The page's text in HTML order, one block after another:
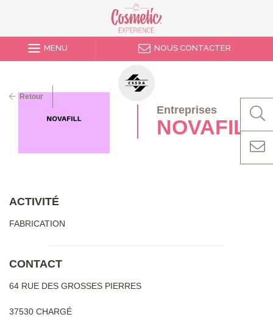
MENU NOUS CONTACTER
Entreprises
NOVAFILL
ACTIVITÉ
FABRICATION
CONTACT
64 RUE DES GROSSES PIERRES
37530 CHARGÉ
Retour